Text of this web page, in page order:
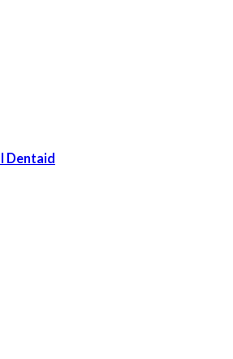
Dentaid